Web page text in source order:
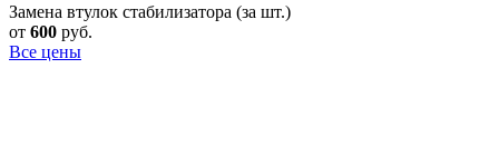
Замена втулок стабилизатора (за шт.)
от 600 руб.
Все цены